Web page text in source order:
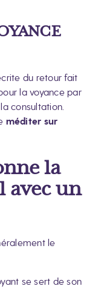
du retour fait
la voyance par
consultation.
méditer sur
la
avec un
le
se sert de son